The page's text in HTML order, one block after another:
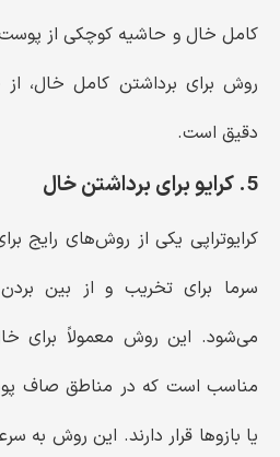
کامل خال و حاشیه کوچکی از
روش برای برداشتن کامل خال، از
دقیق است.
5. کرایو برای برداشتن خال
کرایوتراپی یکی از روش‌های رایج
سرما برای تخریب و از بین
می‌شود. این روش معمولاً برای
مناسب است که در مناطق صاف
یا بازوها قرار دارند. این روش به